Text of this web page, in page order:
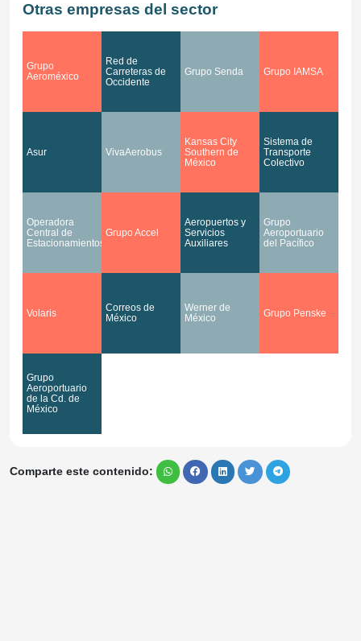
Otras empresas del sector
Grupo
Aeroméxico
Red de
Carreteras de
Occidente
Grupo Senda Grupo IAMSA
Asur VivaAerobus
Kansas City
Southern de
México
Sistema de
Transporte
Colectivo
Operadora
Central de
Estacionamientos
Grupo Accel
Aeropuertos y
Servicios
Auxiliares
Grupo
Aeroportuario
del Pacífico
Volaris
Correos de
México
Werner de
México
Grupo Penske
Grupo
Aeroportuario
de la Cd. de
México
Comparte este contenido: